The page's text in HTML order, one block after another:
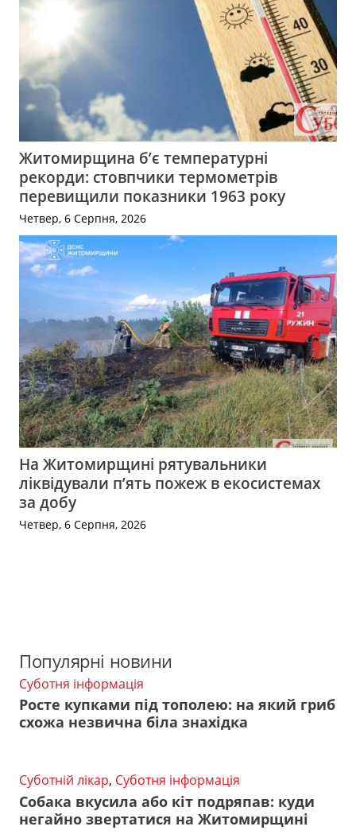
Житомирщина б’є температурні
рекорди: стовпчики термометрів
перевищили показники 1963 року
Четвер, 6 Серпня, 2026
На Житомирщині рятувальники
ліквідували п’ять пожеж в екосистемах
за добу
Четвер, 6 Серпня, 2026
Популярні новини
Суботня інформація
Росте купками під тополею: на який гриб
схожа незвична біла знахідка
Суботній лікар, Суботня інформація
Собака вкусила або кіт подряпав: куди
негайно звертатися на Житомирщині